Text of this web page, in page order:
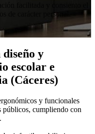
facilitada y consiento el
de carácter personal.
diseño y
escolar e
(Cáceres)
y funcionales
públicos, cumpliendo con